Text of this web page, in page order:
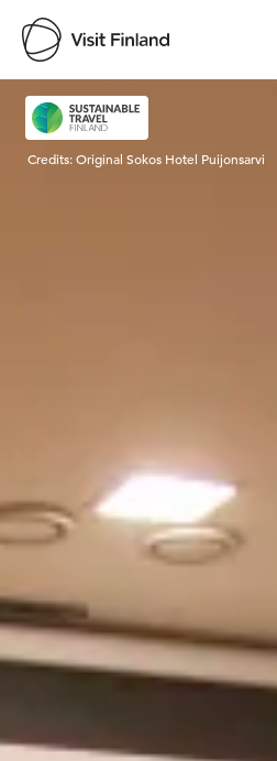
Visit Finland
Credits:Original Sokos Hotel Puijonsarvi